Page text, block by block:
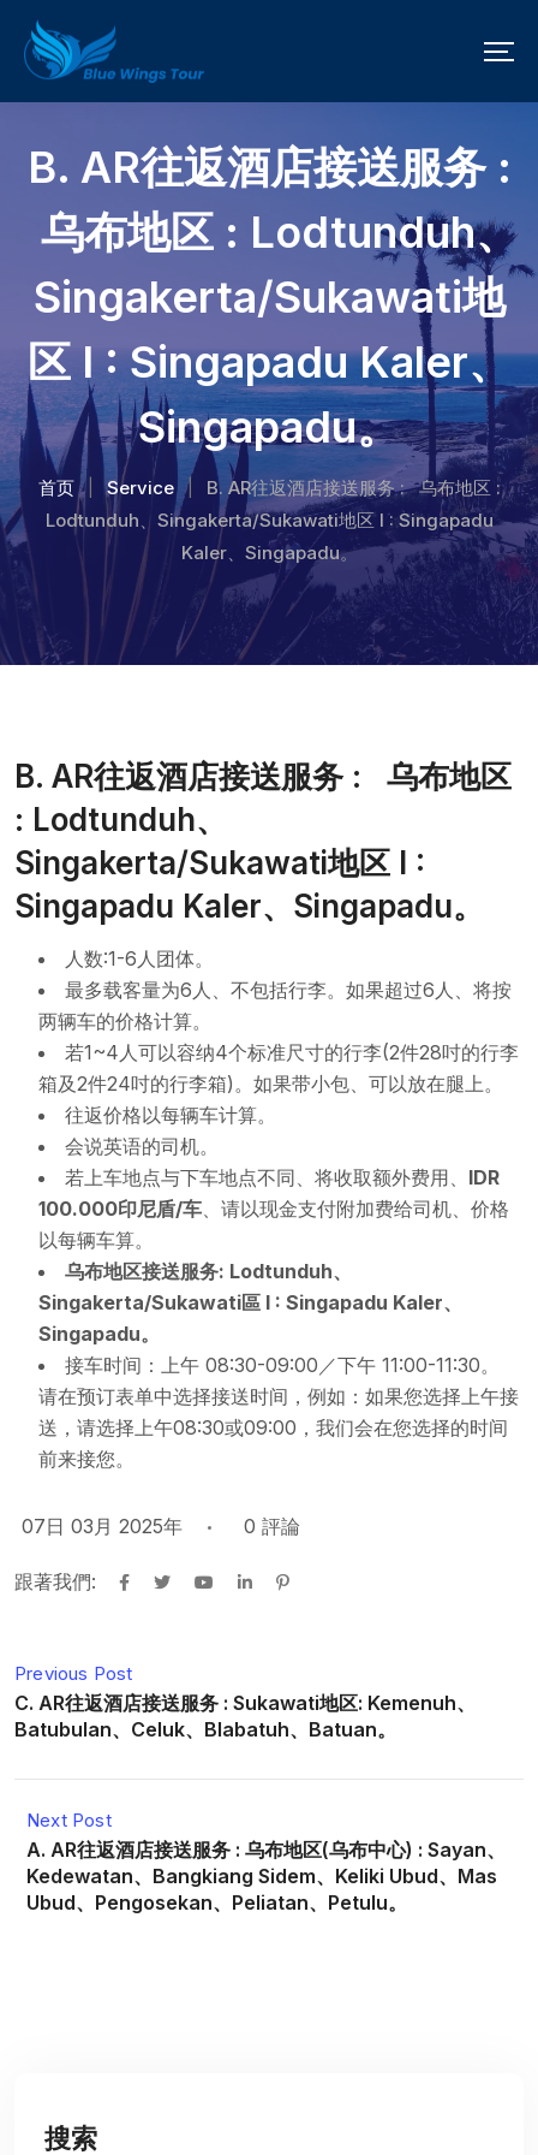
B. AR往返酒店接送服务 :
乌布地区 : Lodtunduh、
Singakerta/Sukawati地
区 I : Singapadu Kaler、
Singapadu。
首页 | Service |
B. AR往返酒店接送服务 : 乌布地区 :
Lodtunduh、Singakerta/Sukawati地区 I : Singapadu
Kaler、Singapadu。
B. AR往返酒店接送服务 : 乌布地区
: Lodtunduh、
Singakerta/Sukawati地区 I :
Singapadu Kaler、Singapadu。
人数:1-6人团体。
最多载客量为6人、不包括行李。如果超过6人、将按
两辆车的价格计算。
若1~4人可以容纳4个标准尺寸的行李(2件28吋的行李
箱及2件24吋的行李箱)。如果带小包、可以放在腿上。
往返价格以每辆车计算。
会说英语的司机。
若上车地点与下车地点不同、将收取额外费用、 IDR
100.000印尼盾/车、请以现金支付附加费给司机、价格
以每辆车算。
乌布地区接送服务: Lodtunduh、
Singakerta/Sukawati區 I : Singapadu Kaler、
Singapadu。
接车时间：上午 08:30-09:00／下午 11:00-11:30。
请在预订表单中选择接送时间，例如：如果您选择上午接
送，请选择上午08:30或09:00，我们会在您选择的时间
前来接您。
07日 03月 2025年 0 評論
跟著我們:
Previous Post
C. AR往返酒店接送服务 : Sukawati地区: Kemenuh、
Batubulan、Celuk、Blabatuh、Batuan。
Next Post
A. AR往返酒店接送服务 : 乌布地区(乌布中心) : Sayan、
Kedewatan、Bangkiang Sidem、Keliki Ubud、Mas
Ubud、Pengosekan、Peliatan、Petulu。
搜索